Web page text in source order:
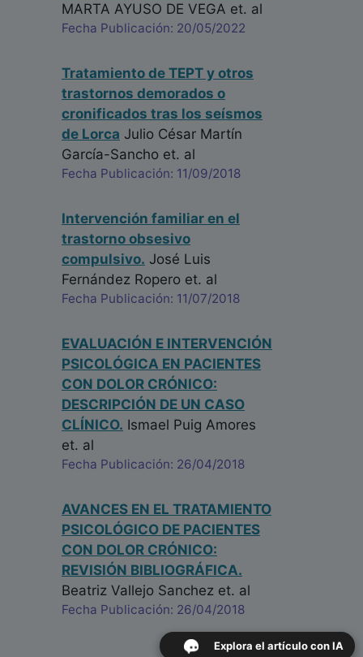
MARTA AYUSO DE VEGA et. al
Fecha Publicación: 20/05/2022
Tratamiento de TEPT y otros
trastornos demorados o
cronificados tras los seísmos
de Lorca Julio César Martín
García-Sancho et. al
Fecha Publicación: 11/09/2018
Intervención familiar en el
trastorno obsesivo
compulsivo. José Luis
Fernández Ropero et. al
Fecha Publicación: 11/07/2018
EVALUACIÓN E INTERVENCIÓN
PSICOLÓGICA EN PACIENTES
CON DOLOR CRÓNICO:
DESCRIPCIÓN DE UN CASO
CLÍNICO. Ismael Puig Amores
et. al
Fecha Publicación: 26/04/2018
AVANCES EN EL TRATAMIENTO
PSICOLÓGICO DE PACIENTES
CON DOLOR CRÓNICO:
REVISIÓN BIBLIOGRÁFICA.
Beatriz Vallejo Sanchez et. al
Fecha Publicación: 26/04/2018
Explora el artículo con IA